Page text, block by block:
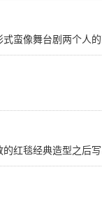
蛮像舞台剧两个人
红毯经典造型之后